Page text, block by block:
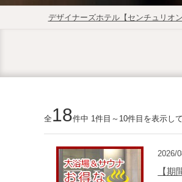
デザイナーズホテル【センチュリオ
全18件中 1件目～10件目を表示して
2026/
【